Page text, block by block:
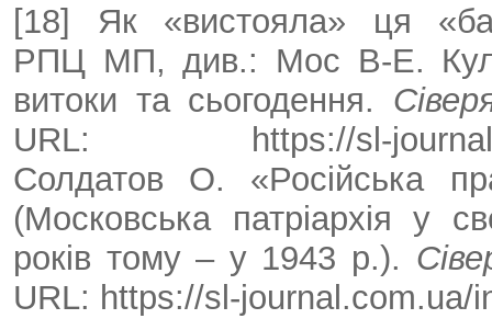
[18] Як «вистояла» ця
РПЦ МП, див.: Мос В-Е.
витоки та сьогодення.
URL: https://sl-
Солдатов О. «Російська
(Московська патріархія у
років тому – у 1943 р.).
URL: https://sl-journal.com.ua/